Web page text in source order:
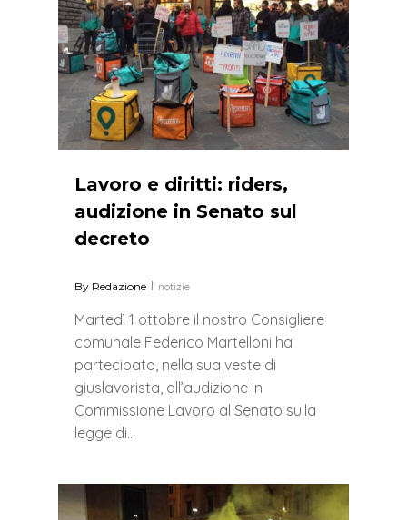
Lavoro e diritti: riders,
audizione in Senato sul
decreto
By Redazione notizie
Martedì 1 ottobre il nostro Consigliere
comunale Federico Martelloni ha
partecipato, nella sua veste di
giuslavorista, all’audizione in
Commissione Lavoro al Senato sulla
legge di…
1